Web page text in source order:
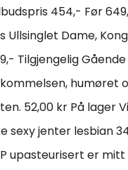
454,- Før
Ullsinglet Dame,
Tilgjengelig
humøret
52,00 kr På lager
sexy jenter lesbian
upasteurisert er